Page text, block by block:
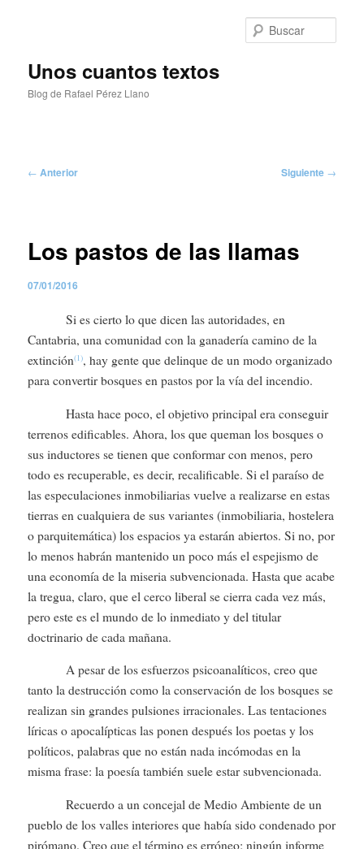
Unos cuantos textos
Blog de Rafael Pérez Llano
Navegación
← Anterior Siguiente →
Los pastos de las llamas
07/01/2016
Si es cierto lo que dicen las autoridades, en
Cantabria, una comunidad con la ganadería camino de la
extinción(1), hay gente que delinque de un modo organizado
para convertir bosques en pastos por la vía del incendio.
Hasta hace poco, el objetivo principal era conseguir
terrenos edificables. Ahora, los que queman los bosques o
sus inductores se tienen que conformar con menos, pero
todo es recuperable, es decir, recalificable. Si el paraíso de
las especulaciones inmobiliarias vuelve a realizarse en estas
tierras en cualquiera de sus variantes (inmobiliaria, hostelera
o parquitemática) los espacios ya estarán abiertos. Si no, por
lo menos habrán mantenido un poco más el espejismo de
una economía de la miseria subvencionada. Hasta que acabe
la tregua, claro, que el cerco liberal se cierra cada vez más,
pero este es el mundo de lo inmediato y del titular
doctrinario de cada mañana.
A pesar de los esfuerzos psicoanalíticos, creo que
tanto la destrucción como la conservación de los bosques se
realizan sin grandes pulsiones irracionales. Las tentaciones
líricas o apocalípticas las ponen después los poetas y los
políticos, palabras que no están nada incómodas en la
misma frase: la poesía también suele estar subvencionada.
Recuerdo a un concejal de Medio Ambiente de un
pueblo de los valles interiores que había sido condenado por
pirómano. Creo que el término es erróneo; ningún informe